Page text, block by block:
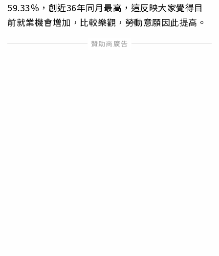
59.33％，創近36年同月最高，這反映大家覺得目
前就業機會增加，比較樂觀，勞動意願因此提高。